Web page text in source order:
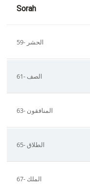
Sorah
59- الحشر
61- الصف
63- المنافقون
65- الطلاق
67- الملك